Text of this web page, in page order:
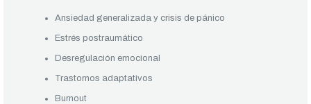
Ansiedad generalizada y crisis de pánico
Estrés postraumático
Desregulación emocional
Trastornos adaptativos
Burnout